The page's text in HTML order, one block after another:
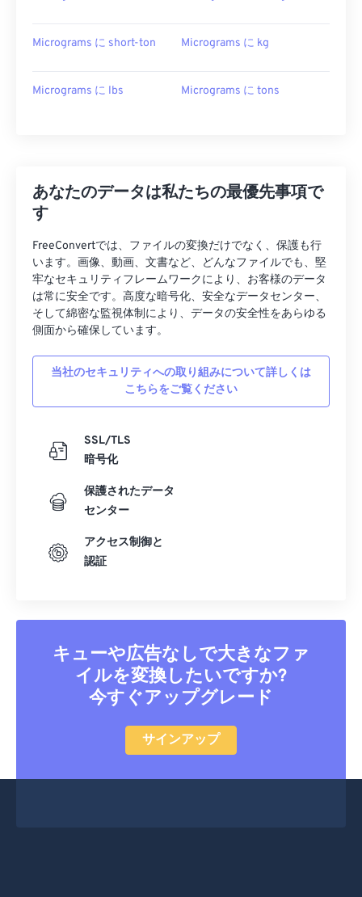
Micrograms に short-ton Micrograms に kg
Micrograms に lbs Micrograms に tons
あなたのデータは私たちの最優先事項で
す
FreeConvertでは、ファイルの変換だけでなく、保護も行
います。画像、動画、文書など、どんなファイルでも、堅
牢なセキュリティフレームワークにより、お客様のデータ
は常に安全です。高度な暗号化、安全なデータセンター、
そして綿密な監視体制により、データの安全性をあらゆる
側面から確保しています。
当社のセキュリティへの取り組みについて詳しくは
こちらをご覧ください
SSL/TLS
暗号化
保護されたデータ
センター
アクセス制御と
認証
キューや広告なしで大きなファ
イルを変換したいですか?
今すぐアップグレード
サインアップ